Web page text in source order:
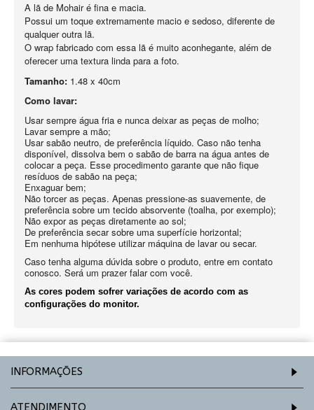
A lã de Mohair é fina e macia.
Possui um toque extremamente macio e sedoso, diferente de
qualquer outra lã.
O wrap fabricado com essa lã é muito aconhegante, além de
oferecer uma textura linda para a foto.
Tamanho: 1.48 x 40cm
Como lavar:
Usar sempre água fria e nunca deixar as peças de molho;
Lavar sempre a mão;
Usar sabão neutro, de preferência líquido. Caso não tenha
disponível, dissolva bem o sabão de barra na água antes de
colocar a peça. Esse procedimento garante que não fique
resíduos de sabão na peça;
Enxaguar bem;
Não torcer as peças. Apenas pressione-as suavemente, de
preferência sobre um tecido absorvente (toalha, por exemplo);
Não expor as peças diretamente ao sol;
De preferência secar sobre uma superfície horizontal;
Em nenhuma hipótese utilizar máquina de lavar ou secar.
Caso tenha alguma dúvida sobre o produto, entre em contato
conosco. Será um prazer falar com você.
As cores podem sofrer variações de acordo com as
configurações do monitor.
INFORMAÇÕES
ATENDIMENTO